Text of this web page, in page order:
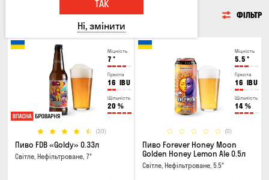
ФІЛЬТР
Міцність
7 °
Гіркота
16 IBU
Щільність
20 %
(30)
Пиво FDB «Goldy» 0.33л
Світле, Нефільтроване, 7°
Міцність
5.5 °
Гіркота
16 IBU
Щільність
14 %
(0)
Пиво Forever Honey Moon
Golden Honey Lemon Ale 0.5л
Світле, Нефільтроване, 5.5°
ТАК
Ні, змінити